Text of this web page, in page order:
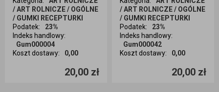
/ ART ROLNICZE / OGÓLNE
/ GUMKI RECEPTURKI
Podatek:
23%
Indeks handlowy:
Gum000004
Koszt dostawy: 0,00
20,00 zł
Ilość sztuk
/ ART ROLNICZE / OGÓLNE
/ GUMKI RECEPTURKI
Podatek:
23%
Indeks handlowy:
Gum000042
Koszt dostawy: 0,00
20,00 zł
Ilość sztuk